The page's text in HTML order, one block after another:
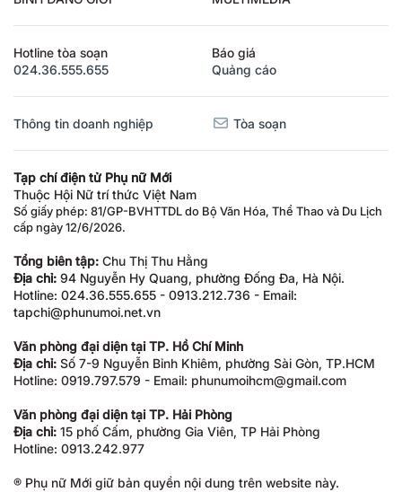
Hotline tòa soạn
024.36.555.655
Báo giá
Quảng cáo
Thông tin doanh nghiệp Tòa soạn
Tạp chí điện tử Phụ nữ Mới
Thuộc Hội Nữ trí thức Việt Nam
Số giấy phép: 81/GP-BVHTTDL do Bộ Văn Hóa, Thể Thao và Du Lịch
cấp ngày 12/6/2026.
Tổng biên tập: Chu Thị Thu Hằng
Địa chỉ: 94 Nguyễn Hy Quang, phường Đống Đa, Hà Nội.
Hotline: 024.36.555.655 - 0913.212.736 - Email:
tapchi@phunumoi.net.vn
Văn phòng đại diện tại TP. Hồ Chí Minh
Địa chỉ: Số 7-9 Nguyễn Bỉnh Khiêm, phường Sài Gòn, TP.HCM
Hotline: 0919.797.579 - Email: phunumoihcm@gmail.com
Văn phòng đại diện tại TP. Hải Phòng
Địa chỉ: 15 phố Cấm, phường Gia Viên, TP Hải Phòng
Hotline: 0913.242.977
® Phụ nữ Mới giữ bản quyền nội dung trên website này.